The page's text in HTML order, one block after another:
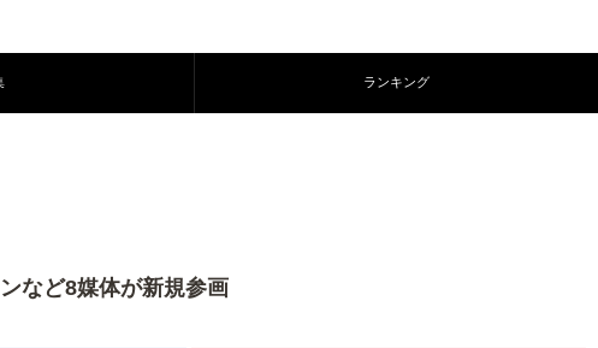
ランキング
など8媒体が新規参画